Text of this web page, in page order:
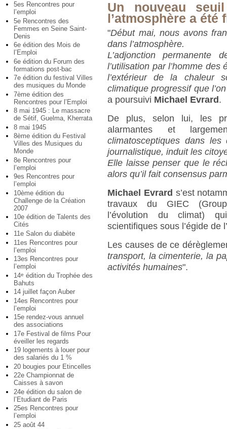
5es Rencontres pour
l’emploi
5e Rencontres des
Femmes en Seine Saint-
Denis
6e édition des Mois de
l’Emploi
6e édition du Forum des
formations post-bac
7e édition du festival Villes
des musiques du Monde
7ème édition des
Rencontres pour l’Emploi
8 mai 1945 : Le massacre
de Sétif, Guelma, Kherrata
8 mai 1945
8ème édition du Festival
Villes des Musiques du
Monde
8e Rencontres pour
l’emploi
9es Rencontres pour
l’emploi
10ème édition du
Challenge de la Création
2007
10e édition de Talents des
Cités
11e Salon du diabète
11es Rencontres pour
l’emploi
13es Rencontres pour
l’emploi
14e édition du Trophée des
Bahuts
14 juillet façon Auber
14es Rencontres pour
l’emploi
15e rendez-vous annuel
des associations
17e Festival de films Pour
éveiller les regards
19 logements à louer pour
des salariés du 1 %
20 bougies pour Etincelles
22e Championnat de
Caisses à savon
24e édition du salon de
l’Etudiant de Paris
25es Rencontres pour
l’emploi
25 août 44
Un nouveau
l’atmosphère a été
"Début mai, nous avons
dans l’atmosphère.
L’adjonction
l’utilisation par l’homme
l’extérieur de la chaleur
climatique progressif que
a poursuivi Michael Evrard.
De plus, selon lui, les
alarmantes et
climatosceptiques dans
journalistique, induit les
Elle laisse penser que le
alors qu’il fait consensus
Michael Evrard s’est
travaux du GIEC
l’évolution du climat)
scientifiques sous l’égide de
Les causes de ce
transport, la cimenterie, la
activités humaines".